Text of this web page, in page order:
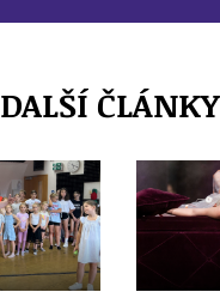
DALŠÍ ČLÁNKY